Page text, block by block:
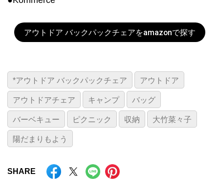
アウトドア バックパックチェアをamazonで探す
*アウトドア バックパックチェア アウトドア
アウトドアチェア キャンプ バッグ
バーベキュー ピクニック 収納 大竹菜々子
陽だまりもよう
SHARE